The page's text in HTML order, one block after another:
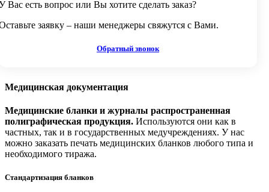
Вас есть вопрос или Вы хотите сделать заказ?
заявку – наши менеджеры свяжутся с Вами.
Обратный звонок
Медицинская документация
Медицинские бланки и журналы распространенная
полиграфическая продукция. Используются они как в
частных, так и в государственных медучреждениях. У нас
можно заказать печать медицинских бланков любого типа и
необходимого тиража.
Стандартизация бланков